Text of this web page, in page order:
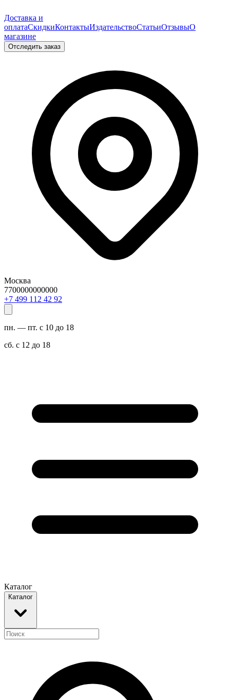
Доставка и
оплатаСкидкиКонтактыИздательствоСтатьиОтзывыО
магазине
Отследить заказ
Москва
7700000000000
29 24 211 994 7+
пн. — пт. с 10 до 18
сб. с 12 до 18
Каталог
Каталог